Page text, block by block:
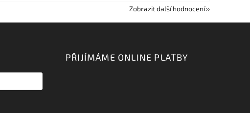
Zobrazit další hodnocení
PŘIJÍMÁME ONLINE PLATBY